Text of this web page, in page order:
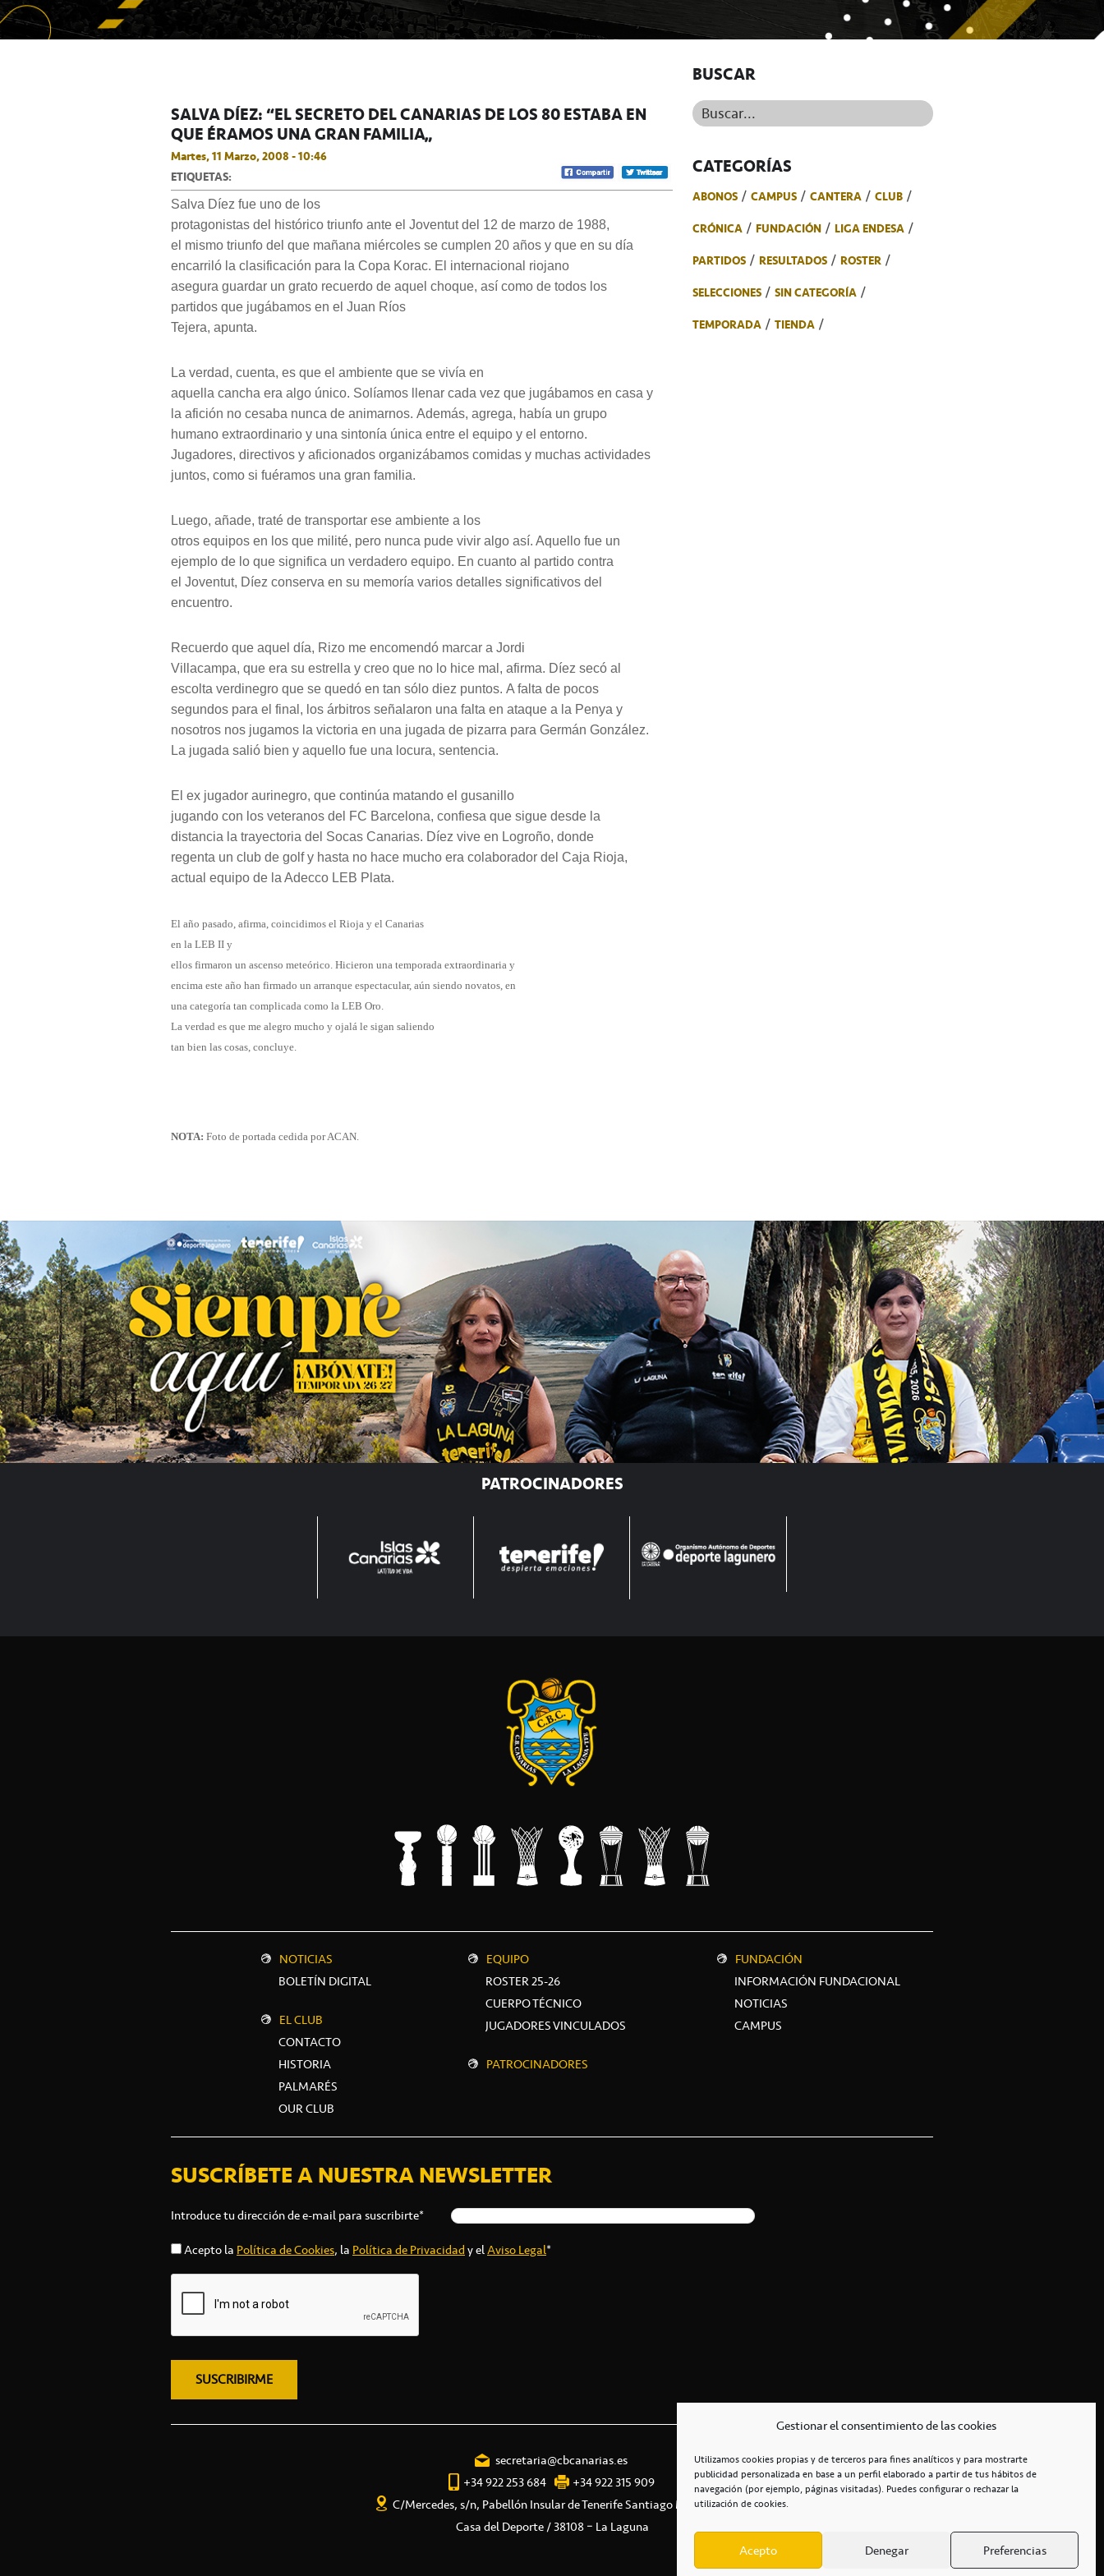
Gestionar el consentimiento de las cookies
Utilizamos cookies propias y de terceros para fines analíticos y para mostrarte
publicidad personalizada en base a un perfil elaborado a partir de tus hábitos de
navegación (por ejemplo, páginas visitadas). Puedes configurar o rechazar la
utilización de cookies.
Acepto Denegar Preferencias
SALVA DÍEZ: “EL SECRETO DEL CANARIAS DE LOS 80 ESTABA EN
QUE ÉRAMOS UNA GRAN FAMILIA”
Martes, 11 Marzo, 2008 - 10:46
ETIQUETAS:
Salva Díez fue uno de los
protagonistas del histórico triunfo ante el Joventut del 12 de marzo de 1988,
el mismo triunfo del que mañana miércoles se cumplen 20 años y que en su día
encarriló la clasificación para la Copa Korac. El internacional riojano
asegura guardar un grato recuerdo de aquel choque, así como de todos los
partidos que jugábamos en el Juan Ríos
Tejera, apunta.
La verdad, cuenta, es que el ambiente que se vivía en
aquella cancha era algo único. Solíamos llenar cada vez que jugábamos en casa y
la afición no cesaba nunca de animarnos. Además, agrega, había un grupo
humano extraordinario y una sintonía única entre el equipo y el entorno.
Jugadores, directivos y aficionados organizábamos comidas y muchas actividades
juntos, como si fuéramos una gran familia.
Luego, añade, traté de transportar ese ambiente a los
otros equipos en los que milité, pero nunca pude vivir algo así. Aquello fue un
ejemplo de lo que significa un verdadero equipo. En cuanto al partido contra
el Joventut, Díez conserva en su memoría varios detalles significativos del
encuentro.
Recuerdo que aquel día, Rizo me encomendó marcar a Jordi
Villacampa, que era su estrella y creo que no lo hice mal, afirma. Díez secó al
escolta verdinegro que se quedó en tan sólo diez puntos. A falta de pocos
segundos para el final, los árbitros señalaron una falta en ataque a la Penya y
nosotros nos jugamos la victoria en una jugada de pizarra para Germán González.
La jugada salió bien y aquello fue una locura, sentencia.
El ex jugador aurinegro, que continúa matando el gusanillo
jugando con los veteranos del FC Barcelona, confiesa que sigue desde la
distancia la trayectoria del Socas Canarias. Díez vive en Logroño, donde
regenta un club de golf y hasta no hace mucho era colaborador del Caja Rioja,
actual equipo de la Adecco LEB Plata.
El año pasado, afirma, coincidimos el Rioja y el Canarias
en la LEB II y
ellos firmaron un ascenso meteórico. Hicieron una temporada extraordinaria y
encima este año han firmado un arranque espectacular, aún siendo novatos, en
una categoría tan complicada como la LEB Oro.
La verdad es que me alegro mucho y ojalá le sigan saliendo
tan bien las cosas, concluye.
NOTA: Foto de portada cedida por ACAN.
BUSCAR
Buscar...
CATEGORÍAS
ABONOS CAMPUS CANTERA
CLUB
CRÓNICA
FUNDACIÓN
LIGA ENDESA
PARTIDOS
RESULTADOS
ROSTER
SELECCIONES
SIN CATEGORÍA
TEMPORADA
TIENDA
PATROCINADORES
NOTICIAS
BOLETÍN DIGITAL
EL CLUB
CONTACTO
HISTORIA
PALMARÉS
OUR CLUB
EQUIPO
ROSTER 25-26
CUERPO TÉCNICO
JUGADORES VINCULADOS
PATROCINADORES
FUNDACIÓN
INFORMACIÓN FUNDACIONAL
NOTICIAS
CAMPUS
SUSCRÍBETE A NUESTRA NEWSLETTER
Introduce tu dirección de e-mail para suscribirte*
Acepto la Política de Cookies, la Política de Privacidady elAviso Legal*
secretaria@cbcanarias.es
+34 922 253 684
+34 922 315 909
C/Mercedes, s/n, Pabellón Insular de Tenerife Santiago Martín
Casa del Deporte / 38108 – La Laguna